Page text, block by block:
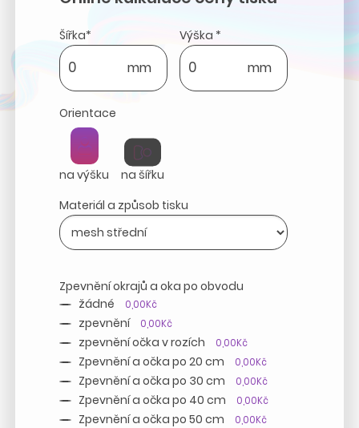
Šířka*
mm
Výška *
mm
Orientace
na výšku
na šířku
Materiál a způsob tisku
Zpevnění okrajů a oka po obvodu
žádné
0,00Kč
zpevnění 0,00Kč
zpevnění očka v rozích 0,00Kč
Zpevnění a očka po 20 cm 0,00Kč
Zpevnění a očka po 30 cm 0,00Kč
Zpevnění a očka po 40 cm 0,00Kč
Zpevnění a očka po 50 cm 0,00Kč